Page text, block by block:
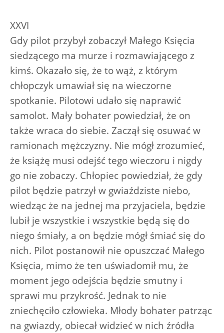
XXVI
Gdy pilot przybył zobaczył Małego Księcia
siedzącego ma murze i rozmawiającego z
kimś. Okazało się, że to wąż, z którym
chłopczyk umawiał się na wieczorne
spotkanie. Pilotowi udało się naprawić
samolot. Mały bohater powiedział, że on
także wraca do siebie. Zaczął się osuwać w
ramionach mężczyzny. Nie mógł zrozumieć,
że książę musi odejść tego wieczoru i nigdy
go nie zobaczy. Chłopiec powiedział, że gdy
pilot będzie patrzył w gwiaździste niebo,
wiedząc że na jednej ma przyjaciela, będzie
lubił je wszystkie i wszystkie będą się do
niego śmiały, a on będzie mógł śmiać się do
nich. Pilot postanowił nie opuszczać Małego
Księcia, mimo że ten uświadomił mu, że
moment jego odejścia będzie smutny i
sprawi mu przykrość. Jednak to nie
zniechęciło człowieka. Młody bohater patrząc
na gwiazdy, obiecał widzieć w nich źródła